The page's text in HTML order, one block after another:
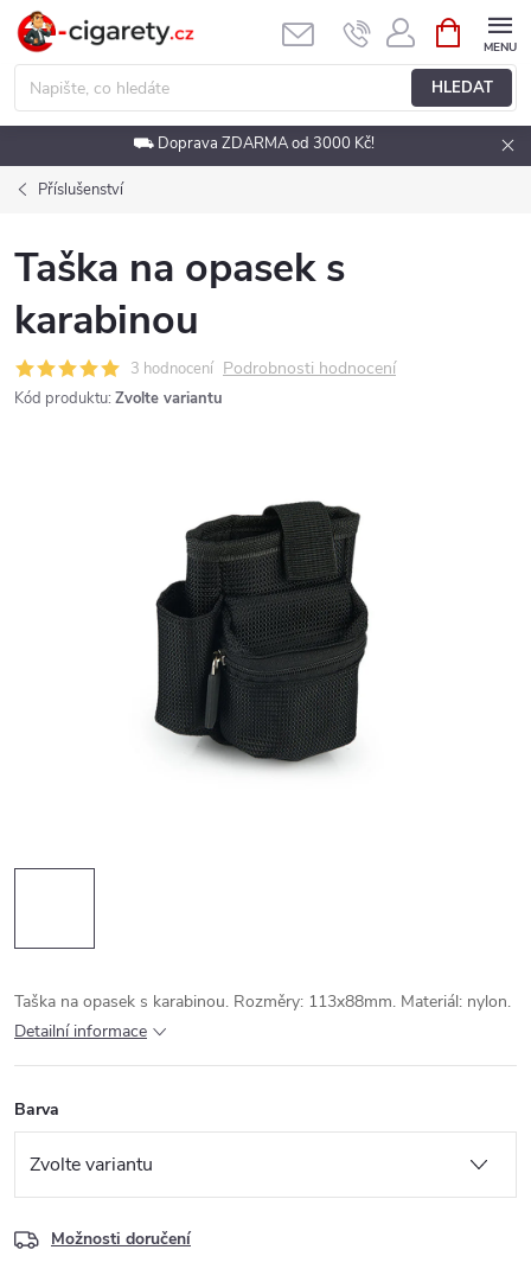
Přejít
obsah
HLEDAT
NÁKUPNÍ
KOŠÍK
⛟ Doprava ZDARMA od 3000 Kč!
Příslušenství
Taška na opasek s
karabinou
3 hodnocení Podrobnosti hodnocení
Kód produktu: Zvolte variantu
Taška na opasek s karabinou. Rozměry: 113x88mm. Materiál: nylon.
Detailní informace
Barva
Možnosti doručení